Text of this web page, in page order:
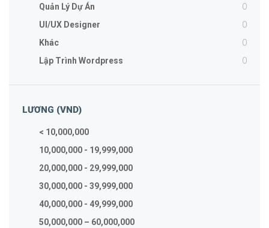
Quản Lý Dự Án 0
UI/UX Designer 0
Khác 0
Lập Trình Wordpress 0
LƯƠNG (VND)
< 10,000,000
10,000,000 - 19,999,000
20,000,000 - 29,999,000
30,000,000 - 39,999,000
40,000,000 - 49,999,000
50,000,000 – 60,000,000